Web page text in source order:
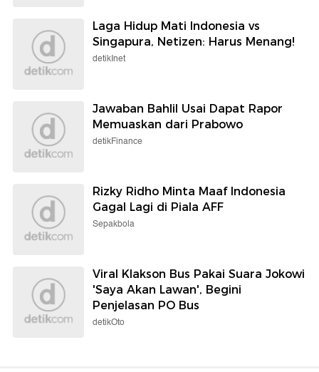
Laga Hidup Mati Indonesia vs
Singapura, Netizen: Harus Menang!
detikInet
Jawaban Bahlil Usai Dapat Rapor
Memuaskan dari Prabowo
detikFinance
Rizky Ridho Minta Maaf Indonesia
Gagal Lagi di Piala AFF
Sepakbola
Viral Klakson Bus Pakai Suara Jokowi
'Saya Akan Lawan', Begini
Penjelasan PO Bus
detikOto